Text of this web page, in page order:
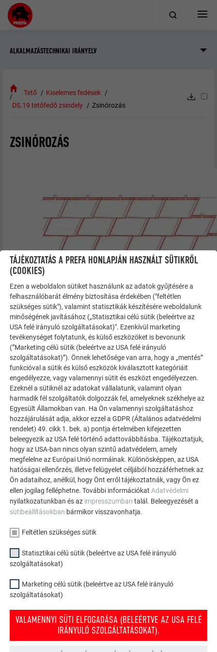
ALKALMAZÁSTECHNIKAI IRÁNYELV
Tető
Kiselemes fedések
DS.19 tetőfedő zsindely
Zsinórozás
ZSINÓROZÁS
VISSZA KÖVETKEZŐ
TÁJÉKOZTATÁS A PREFA HONLAPJÁN HASZNÁLT SÜTIKRŐL
(COOKIES)
Ezen a weboldalon sütiket használunk az adatok gyűjtésére a
felhasználóbarát élmény biztosítása érdekében ("feltétlen
szükséges sütik"), valamint statisztikák készítésére weboldalunk
minőségének javításához („Statisztikai célú sütik (beleértve az
USA felé irányuló szolgáltatásokat)". Ezenkívül marketing
tevékenységet folytatunk, és külső eszközöket is bevonunk
(”Marketing célú sütik (beleértve az USA felé irányuló
szolgáltatásokat)”). Önnek lehetősége van arra, hogy a „mentés”
funkcióval a sütik és külső eszközök kiválasztott kategóriáit
engedélyezze, vagy valamennyi sütit és eszközt engedélyezzen.
Ezeknél a sütiknél az adatokat vállalatunk, valamint olyan
harmadik fél szolgáltatók dolgozzák fel, amelyeknek székhelye az
Egyesült Államokban van. Ha Ön valamennyi szolgáltatáshoz
hozzájárulását adja, akkor ezzel a GDPR (Általános adatvédelmi
rendelet) 49. cikk 1. bek. a) pontja értelmében kifejezetten
beleegyezik az USA felé történő adattovábbításba. Tájékoztatjuk,
hogy az USA-ban nincs olyan szintű adatvédelem, amely
megfelelne az Európai Unió normáinak. Különösképpen, az USA
hatóságai ellenőrzés, illetve felügyelet céljából hozzáférhetnek az
Ön adataihoz, anélkül, hogy Önt erről tájékoztatnák, vagy Ön ez
ellen jogilag felléphetne. További információkat Adatvédelmi
nyilatkozatunkban és az impresszumban talál. Beleegyezését a
sütibeállításokban bármikor visszavonhatja.
Feltétlen szükséges sütik
Statisztikai célú sütik (beleértve az USA felé irányuló
szolgáltatásokat)
Marketing célú sütik (beleértve az USA felé irányuló
szolgáltatásokat)
VALAMENNYI SÜTI ELFOGADÁSA (BELEÉRTVE AZ USA FELÉ
IRÁNYULÓ SZOLGÁLTATÁSOKAT).